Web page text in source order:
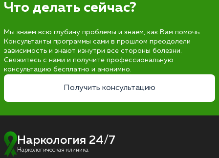
Что делать сейчас?
Мы знаем всю глубину проблемы и знаем, как Вам помочь.
Консультанты программы сами в прошлом преодолели
зависимость и знают изнутри все стороны болезни.
Свяжитесь с нами и получите профессиональную
консультацию бесплатно и анонимно.
Получить консультацию
Наркология 24/7
Наркологическая клиника